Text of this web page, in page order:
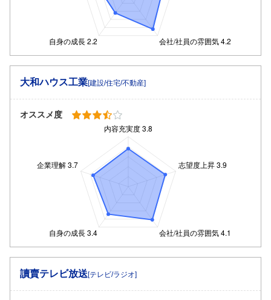
大和ハウス工業[建設/住宅/不動産]
オススメ度
讀賣テレビ放送[テレビ/ラジオ]